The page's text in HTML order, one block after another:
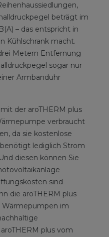
beträgt im
– das entspricht in
Kühlschrank macht.
Metern Entfernung
sogar nur
Armbanduhr
der aroTHERM plus
verbraucht
da sie kostenlose
lediglich Strom
diesen können Sie
sind
die aroTHERM plus
im
plus vom